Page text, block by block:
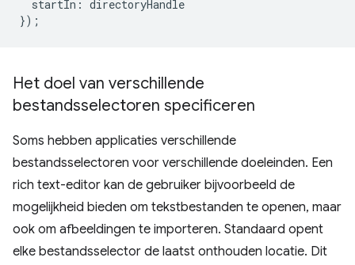
startIn : directoryHandle
});
Het doel van verschillende
bestandsselectoren specificeren
Soms hebben applicaties verschillende
bestandsselectoren voor verschillende doeleinden. Een
rich text-editor kan de gebruiker bijvoorbeeld de
mogelijkheid bieden om tekstbestanden te openen, maar
ook om afbeeldingen te importeren. Standaard opent
elke bestandsselector de laatst onthouden locatie. Dit